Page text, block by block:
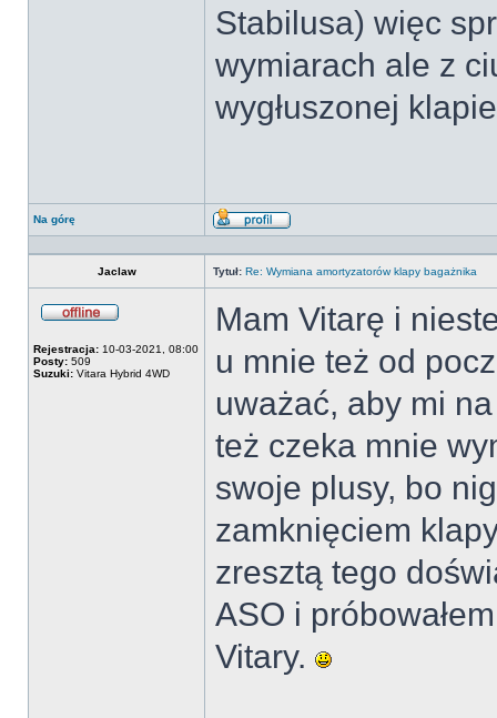
Stabilusa) więc
wymiarach ale z
wygłuszonej
Na górę
Wyświetl
Jaclaw
Tytuł: Re: Wymiana amortyzatorów klapy bagażnika
Rejestracja: 10-03-2021, 08:00
Posty: 509
Suzuki: Vitara Hybrid 4WD
Mam Vitarę i
u mnie też od
uważać, aby mi
też czeka mnie
swoje plusy, bo
zamknięciem
zresztą tego
ASO i
Vitary.